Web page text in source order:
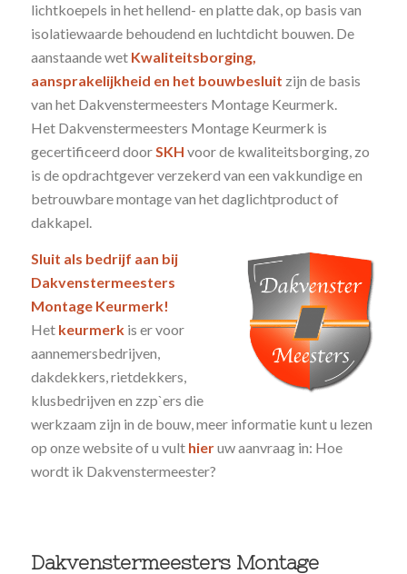
lichtkoepels in het hellend- en platte dak, op basis van
isolatiewaarde behoudend en luchtdicht bouwen. De
aanstaande wet Kwaliteitsborging,
aansprakelijkheid en het bouwbesluit zijn de basis
van het Dakvenstermeesters Montage Keurmerk.
Het Dakvenstermeesters Montage Keurmerk is
gecertificeerd doorSKH voor de kwaliteitsborging, zo
is de opdrachtgever verzekerd van een vakkundige en
betrouwbare montage van het daglichtproduct of
dakkapel.
Sluit als bedrijf aan bij
Dakvenstermeesters
Montage Keurmerk!
Het keurmerkis er voor
aannemersbedrijven,
dakdekkers, rietdekkers,
klusbedrijven en zzp`ers die
werkzaam zijn in de bouw, meer informatie kunt u lezen
op onze website of u vult hieruw aanvraag in: Hoe
wordt ik Dakvenstermeester?
Dakvenstermeesters Montage